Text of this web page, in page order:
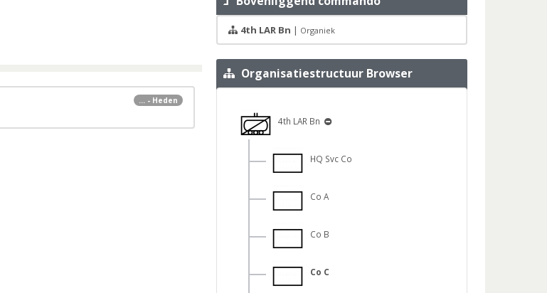
... - Heden
4th LAR Bn | Organiek
Organisatiestructuur Browser
4th LAR Bn
HQ Svc Co
Co A
Co B
Co C